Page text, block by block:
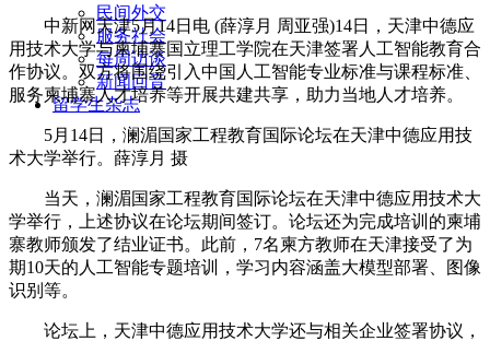
民间外交
服务社会
每周访谈
新闻回音
留学生杂志
中新网天津5月14日电 (薛淳月 周亚强)14日，天津中德应
用技术大学与柬埔寨国立理工学院在天津签署人工智能教育合
作协议。双方将围绕引入中国人工智能专业标准与课程标准、
服务柬埔寨人才培养等开展共建共享，助力当地人才培养。
5月14日，澜湄国家工程教育国际论坛在天津中德应用技
术大学举行。薛淳月 摄
当天，澜湄国家工程教育国际论坛在天津中德应用技术大
学举行，上述协议在论坛期间签订。论坛还为完成培训的柬埔
寨教师颁发了结业证书。此前，7名柬方教师在天津接受了为
期10天的人工智能专题培训，学习内容涵盖大模型部署、图像
识别等。
论坛上，天津中德应用技术大学还与相关企业签署协议，